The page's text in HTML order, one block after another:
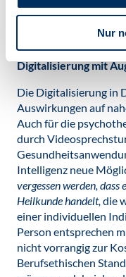
Nur
Komplexversorgung
„Komplex“-Richtlinie
Digitalisierung mit
Die Digitalisierung in
Auswirkungen auf
Auch für die
durch
Intelligenz neue
vergessen werden, dass
Heilkunde handelt,die
einer individuellen
Person entsprechen
nicht vorrangig zur
Berufsethischen